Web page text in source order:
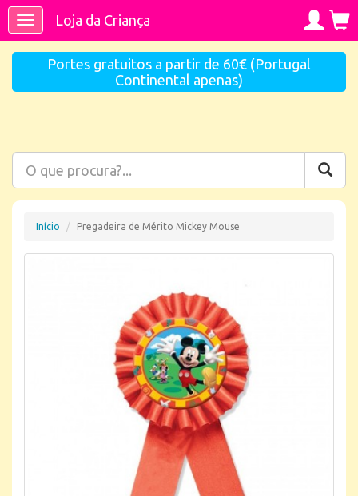
ToggleLoja da Criança
Portes gratuitos a partir de 60€ (Portugal
Continental apenas)
Início Pregadeira de Mérito Mickey Mouse